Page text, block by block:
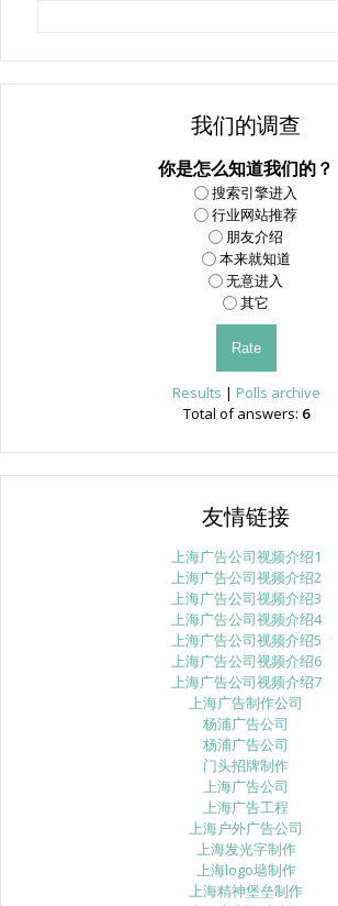
我们的调查
你是怎么知道我们的？
搜索引擎进入
行业网站推荐
朋友介绍
本来就知道
无意进入
其它
Results | Polls archive
Total of answers: 6
友情链接
上海广告公司视频介绍1
上海广告公司视频介绍2
上海广告公司视频介绍3
上海广告公司视频介绍4
上海广告公司视频介绍5
上海广告公司视频介绍6
上海广告公司视频介绍7
上海广告制作公司
杨浦广告公司
杨浦广告公司
门头招牌制作
上海广告公司
上海广告工程
上海户外广告公司
上海发光字制作
上海logo墙制作
上海精神堡垒制作